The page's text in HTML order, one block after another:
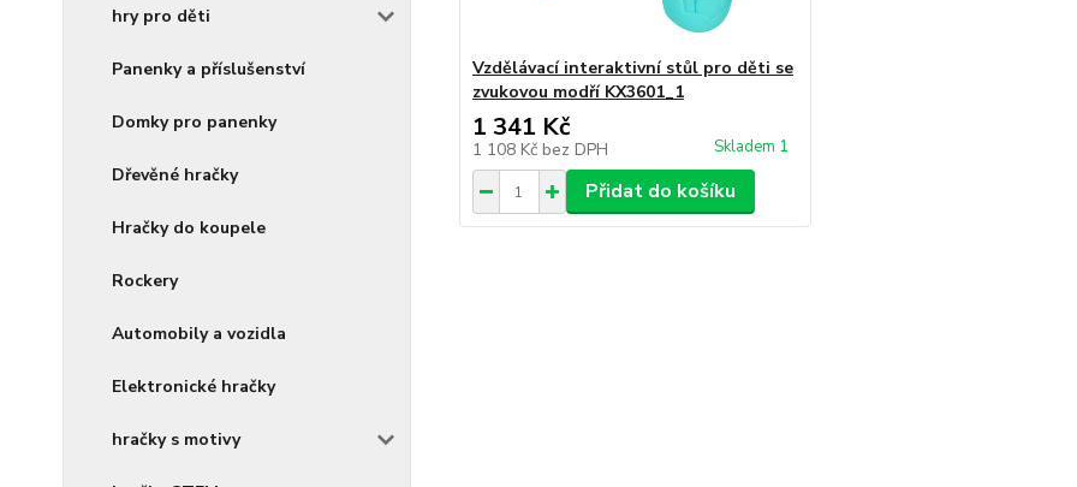
hry pro děti
Panenky a příslušenství
Domky pro panenky
Dřevěné hračky
Hračky do koupele
Rockery
Automobily a vozidla
Elektronické hračky
hračky s motivy
Vzdělávací interaktivní stůl pro děti se
zvukovou modří KX3601_1
1 341 Kč
1 108 Kč bez DPH Skladem 1
Přidat do košíku